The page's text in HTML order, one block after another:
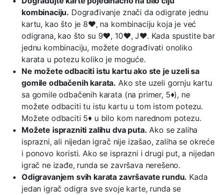
kombinaciju. Dograđivanje znači da odigrate jednu
kartu, kao što je 8♥, na kombinaciju koja je već
odigrana, kao što su 9♥, 10♥, J♥. Kada spustite bar
jednu kombinaciju, možete dograđivati onoliko
karata u potezu koliko je moguće.
Ne možete odbaciti istu kartu ako ste je uzeli sa
gomile odbačenih karata. Ako ste uzeli gornju kartu
sa gomile odbačenih karata (na primer, 5♦), ne
možete odbaciti tu istu kartu u tom istom potezu.
Možete odbaciti 5♦ u bilo kom narednom potezu.
Možete isprazniti zalihu dva puta. Ako se zaliha
isprazni, ali nijedan igrač nije izašao, zaliha se okreće
i ponovo koristi. Ako se isprazni i drugi put, a nijedan
igrač ne izađe, runda se završava nerešeno.
Odigravanjem svih karata završavate rundu. Kada
jedan igrač odigra sve svoje karte, runda se